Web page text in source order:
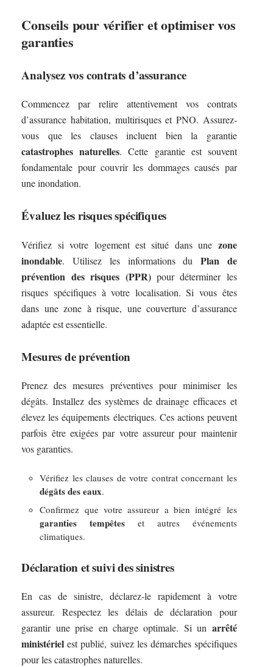
Conseils pour vérifier et optimiser vos
garanties
Analysez vos contrats d’assurance
Commencez par relire attentivement vos contrats
d’assurance habitation, multirisques et PNO. Assurez-
vous que les clauses incluent bien la garantie
catastrophes naturelles. Cette garantie est souvent
fondamentale pour couvrir les dommages causés par
une inondation.
Évaluez les risques spécifiques
Vérifiez si votre logement est situé dans une zone
inondable. Utilisez les informations du Plan de
prévention des risques (PPR)pour déterminer les
risques spécifiques à votre localisation. Si vous êtes
dans une zone à risque, une couverture d’assurance
adaptée est essentielle.
Mesures de prévention
Prenez des mesures préventives pour minimiser les
dégâts. Installez des systèmes de drainage efficaces et
élevez les équipements électriques. Ces actions peuvent
parfois être exigées par votre assureur pour maintenir
vos garanties.
Vérifiez les clauses de votre contrat concernant les
dégâts des eaux.
Confirmez que votre assureur a bien intégré les
garanties tempêtes et autres événements
climatiques.
Déclaration et suivi des sinistres
En cas de sinistre, déclarez-le rapidement à votre
assureur. Respectez les délais de déclaration pour
garantir une prise en charge optimale. Si un arrêté
ministériel est publié, suivez les démarches spécifiques
pour les catastrophes naturelles.